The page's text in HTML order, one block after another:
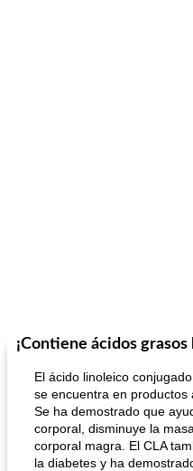
¡Contiene ácidos
El ácido linoleico
se encuentra en productos
Se ha demostrado que
corporal, disminuye la
corporal magra. El CLA
la diabetes y ha